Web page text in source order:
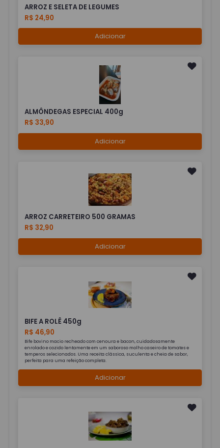
ARROZ E SELETA DE LEGUMES
R$ 24,90
Adicionar
ALMÔNDEGAS ESPECIAL 400g
R$ 33,90
Adicionar
ARROZ CARRETEIRO 500 GRAMAS
R$ 32,90
Adicionar
BIFE A ROLÊ 450g
R$ 46,90
Bife bovino macio recheado com cenoura e bacon, cuidadosamente
enrolado e cozido lentamente em um saboroso molho caseiro de tomates e
temperos selecionados. Uma receita clássica, suculenta e cheia de sabor,
perfeita para uma refeição completa.
Adicionar